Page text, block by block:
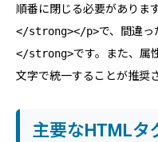
順番に閉じる必要がありま
</strong></p>で、間違っ
</strong>です。また、属
文字で統一することが推奨
主要なHTMLタ